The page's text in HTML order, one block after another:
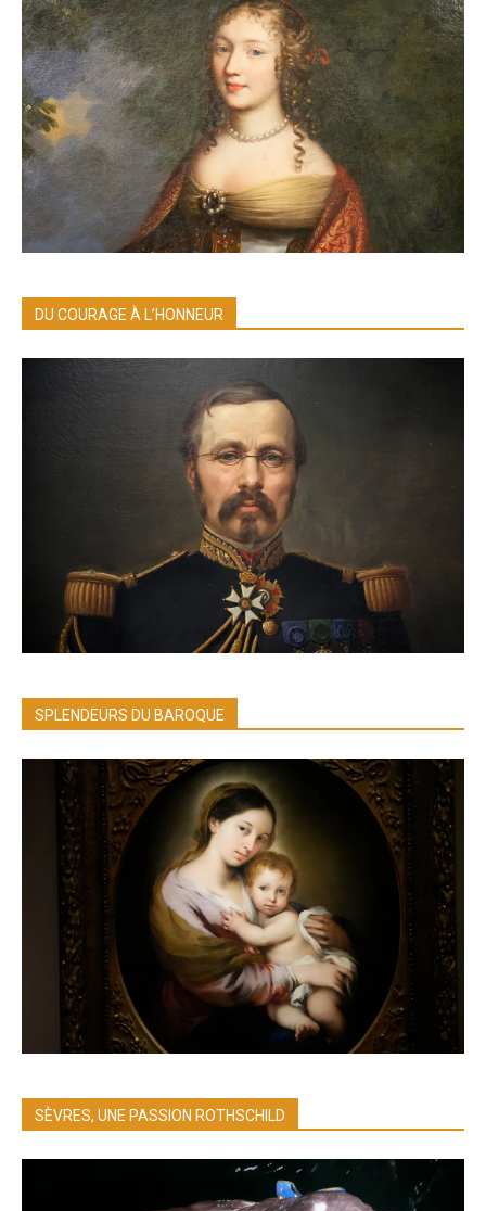
DU COURAGE À L’HONNEUR
SPLENDEURS DU BAROQUE
SÈVRES, UNE PASSION ROTHSCHILD